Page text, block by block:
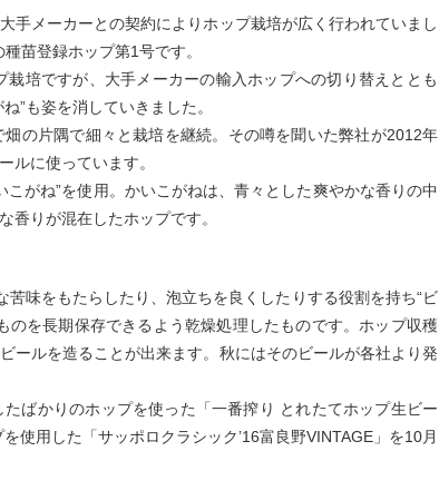
手メーカーとの契約によりホップ栽培が広く行われていまし
苗登録ホップ第1号です。
培ですが、大手メーカーの輸入ホップへの切り替えととも
”も姿を消していきました。
の片隅で細々と栽培を継続。その噂を聞いた弊社が2012年
ルに使っています。
がね”を使用。かいこがねは、青々とした爽やかな香りの中
香りが混在したホップです。
味をもたらしたり、泡立ちを良くしたりする役割を持ち“ビ
を長期保存できるよう乾燥処理したものです。ホップ収穫
ールを造ることが出来ます。秋にはそのビールが各社より発
ばかりのホップを使った「一番搾り とれたてホップ生ビー
使用した「サッポロクラシック’16富良野VINTAGE」を10月